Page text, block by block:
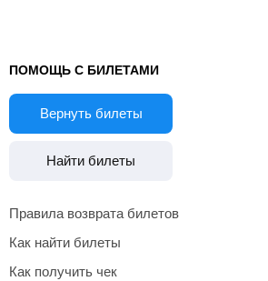
ПОМОЩЬ С БИЛЕТАМИ
Вернуть билеты
Найти билеты
Правила возврата билетов
Как найти билеты
Как получить чек